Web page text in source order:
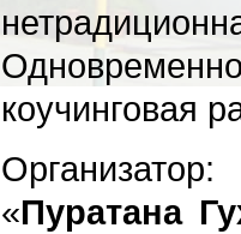
коучинговая
Организатор:
«Пуратана